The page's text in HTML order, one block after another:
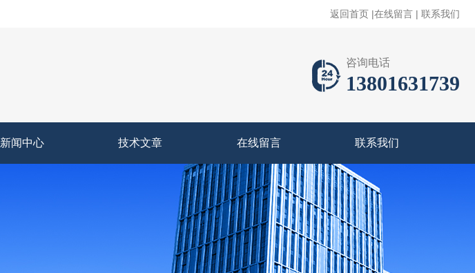
返回首页 |在线留言 | 联系我们
咨询电话
13801631739
新闻中心 技术文章 在线留言 联系我们